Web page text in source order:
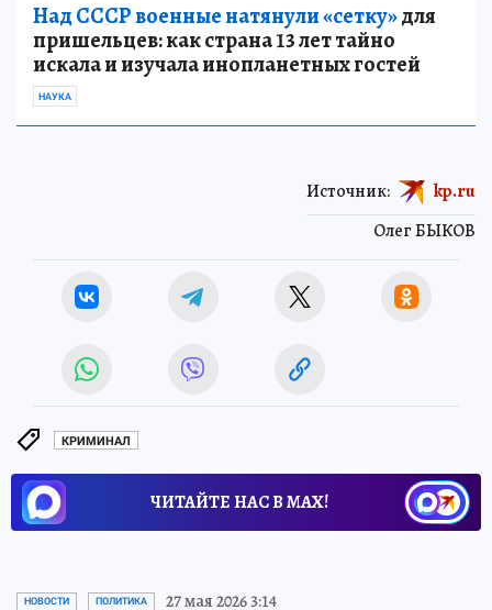
Над СССР военные натянули «сетку»для
пришельцев: как страна 13 лет тайно
искала и изучала инопланетных гостей
НАУКА
Олег БЫКОВ
Источник: kp.ru
КРИМИНАЛ
ЧИТАЙТЕ НАС В МАХ!
НОВОСТИ ПОЛИТИКА 27 мая 2026 3:14